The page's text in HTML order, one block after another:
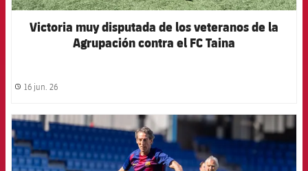
Victoria muy disputada de los veteranos de la
Agrupación contra el FC Taina
label.share.clock
16 jun. 26
FCB Barcelona badge